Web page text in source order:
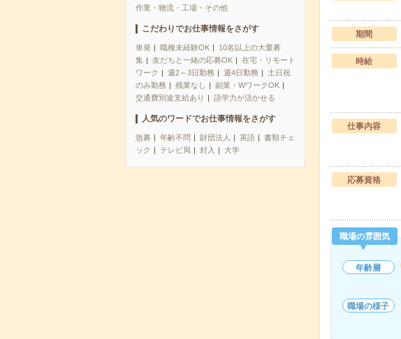
作業・物流・工場・その他
こだわりでお仕事情報をさがす
単発 職種未経験OK
10名以上の大量募
集
友だちと一緒の応募OK
在宅・リモート
ワーク
週2～3日勤務 週4日勤務
土日祝
のみ勤務
残業なし
副業・WワークOK
交通費別途支給あり
語学力が活かせる
人気のワードでお仕事情報をさがす
急募 年齢不問 財団法人 英語
書類チェ
ック
テレビ局 封入 大学
期間
時給
仕事内容
応募資格
職場の雰囲気
年齢層
職場の様子